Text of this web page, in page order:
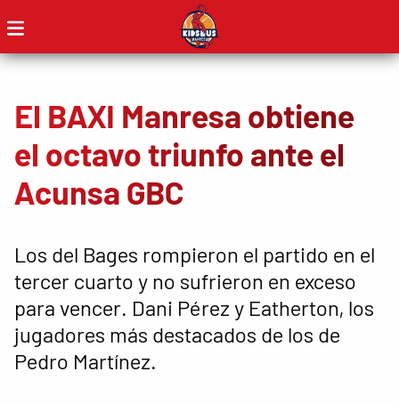
El BAXI Manresa obtiene
el octavo triunfo ante el
Acunsa GBC
Los del Bages rompieron el partido en el
tercer cuarto y no sufrieron en exceso
para vencer. Dani Pérez y Eatherton, los
jugadores más destacados de los de
Pedro Martínez.